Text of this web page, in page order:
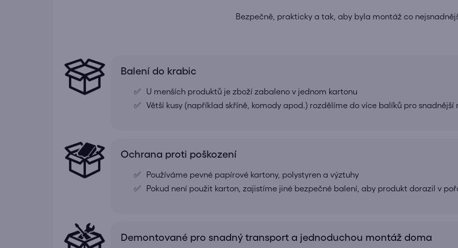
Bezpečně, prakticky a tak, aby byla montáž co
Balení do krabic
U menších produktů je zboží zabaleno v jednom kartonu
Větší kusy (například skříně, komody apod.) rozdělíme do více balíků pro snadnější
Ochrana proti poškození
Používáme pevné papírové kartony, polystyren a výztuhy
Pokud není použit karton, zajistíme jiné bezpečné balení, aby produkt dorazil v
Demontované pro snadný transport a jednoduchou montáž doma